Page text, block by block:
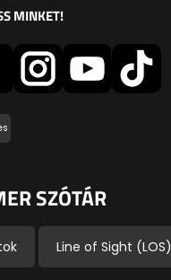
MINKET!
SZÓTÁR
Line of Sight (LOS)